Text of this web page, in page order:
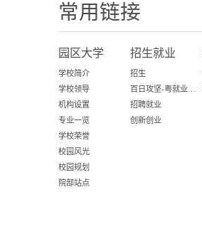
常用链接
园区大学
学校简介
学校领导
机构设置
专业一览
学校荣誉
校园风光
校园规划
院部站点
招生就业
招生
招聘就业
创新创业